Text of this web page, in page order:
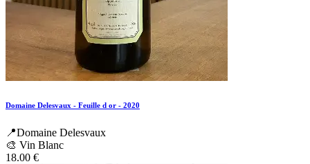
Domaine Delesvaux - Feuille d or - 2020
📍Domaine Delesvaux
🎨 Vin Blanc
18.00 €